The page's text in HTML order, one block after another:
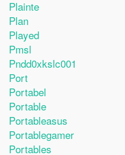
Plainte
Plan
Played
Pmsl
Pndd0xkslc001
Port
Portabel
Portable
Portableasus
Portablegamer
Portables